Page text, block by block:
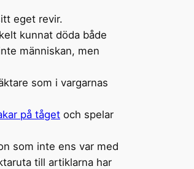
eget revir.
kunnat döda både
människan, men
som i vargarnas
på tåget och spelar
som inte ens var med
till artiklarna har